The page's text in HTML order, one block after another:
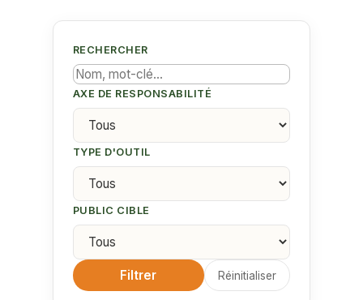
RECHERCHER
AXE DE RESPONSABILITÉ
TYPE D'OUTIL
PUBLIC CIBLE
Filtrer Réinitialiser